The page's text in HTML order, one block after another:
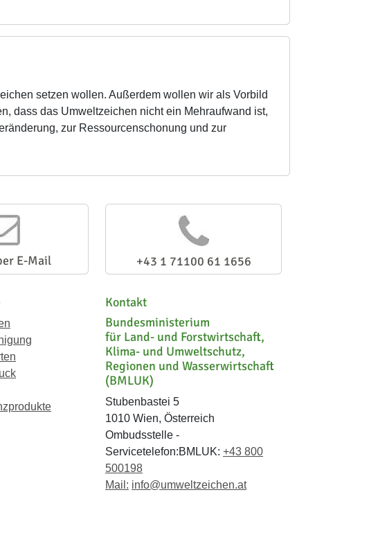
setzen wollen. Außerdem wollen wir als Vorbild
dass das Umweltzeichen nicht ein Mehraufwand ist,
zur Ressourcenschonung und zur
E-Mail +43 1 71100 61 1656
Kontakt
Bundesministerium
für Land- und Forstwirtschaft,
Klima- und Umweltschutz,
Regionen und Wasserwirtschaft
(BMLUK)
Stubenbastei 5
1010 Wien, Österreich
Ombudsstelle -
Servicetelefon:BMLUK: +43 800
500198
Mail: info@umweltzeichen.at